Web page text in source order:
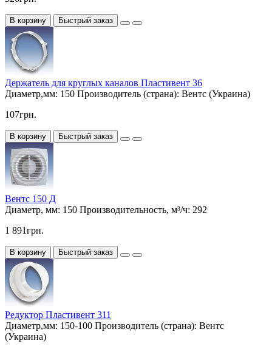
В корзину Быстрый заказ
Держатель для круглых каналов Пластивент 36
Диаметр,мм: 150 Производитель (страна): Вентс (Украина)
107грн.
В корзину Быстрый заказ
Вентс 150 Д
Диаметр, мм: 150 Производительность, м³/ч: 292
1 891грн.
В корзину Быстрый заказ
Редуктор Пластивент 311
Диаметр,мм: 150-100 Производитель (страна): Вентс
(Украина)